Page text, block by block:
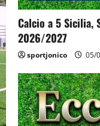
Calcio a 5 Sicilia,
2026/2027
sportjonico 05/